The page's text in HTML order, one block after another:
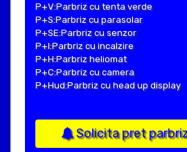
P+V:Parbriz cu tenta verde
P+S:Parbriz cu parasolar
P+SE:Parbriz cu senzor
P+I:Parbriz cu incalzire
P+H:Parbriz heliomat
P+C:Parbriz cu camera
P+Hud:Parbriz cu head up display
Solicita pret parbriz